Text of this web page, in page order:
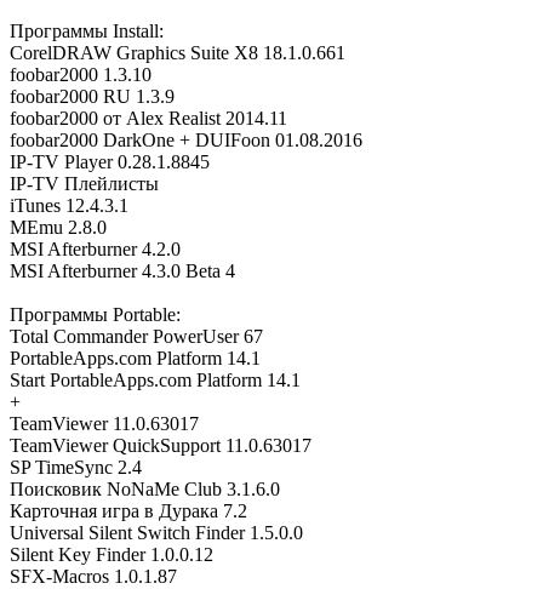
Программы Install:
CorelDRAW Graphics Suite X8 18.1.0.661
foobar2000 1.3.10
foobar2000 RU 1.3.9
foobar2000 от Alex Realist 2014.11
foobar2000 DarkOne + DUIFoon 01.08.2016
IP-TV Player 0.28.1.8845
IP-TV Плейлисты
iTunes 12.4.3.1
MEmu 2.8.0
MSI Afterburner 4.2.0
MSI Afterburner 4.3.0 Beta 4
Программы Portable:
Total Commander PowerUser 67
PortableApps.com Platform 14.1
Start PortableApps.com Platform 14.1
+
TeamViewer 11.0.63017
TeamViewer QuickSupport 11.0.63017
SP TimeSync 2.4
Поисковик NoNaMe Club 3.1.6.0
Карточная игра в Дурака 7.2
Universal Silent Switch Finder 1.5.0.0
Silent Key Finder 1.0.0.12
SFX-Macros 1.0.1.87